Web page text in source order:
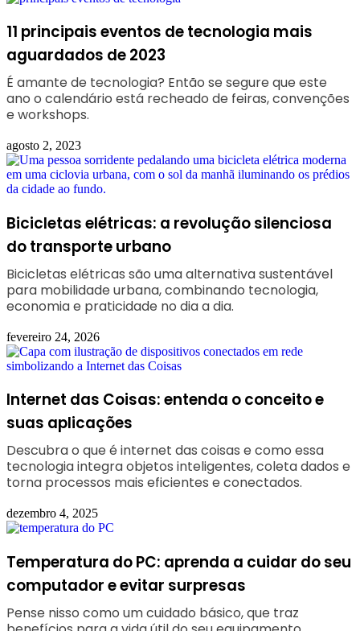
11 principais eventos de tecnologia mais
aguardados de 2023
É amante de tecnologia? Então se segure que este
ano o calendário está recheado de feiras, convenções
e workshops.
agosto 2, 2023
Bicicletas elétricas: a revolução silenciosa
do transporte urbano
Bicicletas elétricas são uma alternativa sustentável
para mobilidade urbana, combinando tecnologia,
economia e praticidade no dia a dia.
fevereiro 24, 2026
Internet das Coisas: entenda o conceito e
suas aplicações
Descubra o que é internet das coisas e como essa
tecnologia integra objetos inteligentes, coleta dados e
torna processos mais eficientes e conectados.
dezembro 4, 2025
Temperatura do PC: aprenda a cuidar do seu
computador e evitar surpresas
Pense nisso como um cuidado básico, que traz